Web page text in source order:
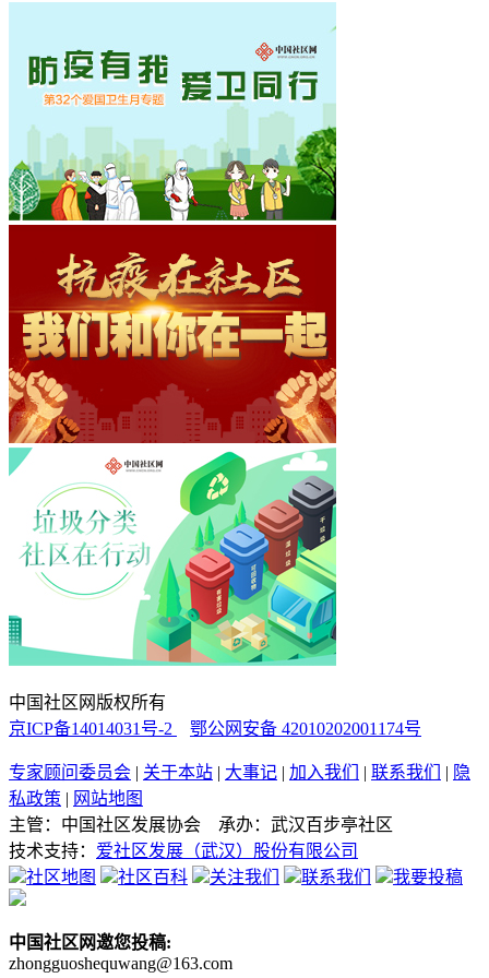
中国社区网版权所有
京ICP备14014031号-2
鄂公网安备 42010202001174号
专家顾问委员会 | 关于本站 | 大事记 | 加入我们 | 联系我们 | 隐
私政策 | 网站地图
主管：中国社区发展协会 承办：武汉百步亭社区
技术支持： 爱社区发展（武汉）股份有限公司
社区地图
社区百科 关注我们 联系我们 我要投稿
中国社区网邀您投稿:
zhongguoshequwang@163.com